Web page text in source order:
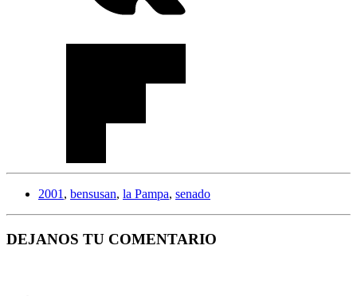
2001 , bensusan, la Pampa, senado
DEJANOS TU COMENTARIO